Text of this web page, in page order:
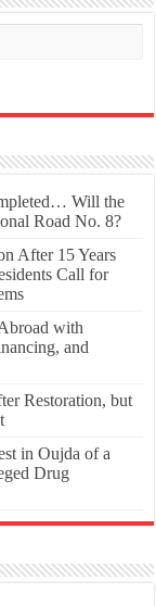
Will the
Road No. 8?
After 15 Years
Call for
with
and
Restoration, but
in Oujda of a
Drug